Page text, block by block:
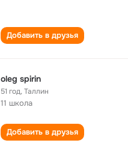
Добавить в друзья
oleg spirin
51 год,Таллин
11 школа
Добавить в друзья